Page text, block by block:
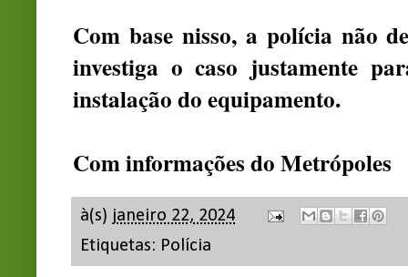
Com base nisso, a polícia não
investiga o caso justamente
instalação do equipamento.
Com informações do Metrópoles
à(s) janeiro 22, 2024
Etiquetas: Polícia